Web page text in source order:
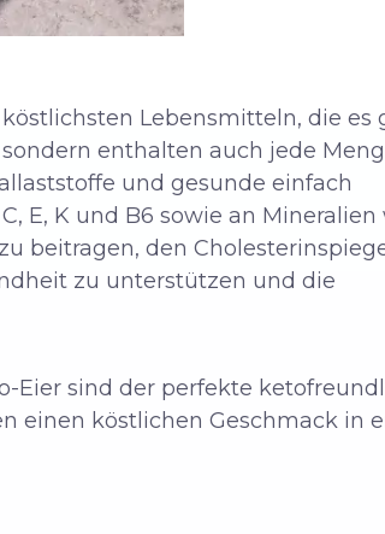
Lebensmitteln, die es
enthalten auch jede
und gesunde einfach
E, K und B6 sowie an Mineralien
beitragen, den
zu unterstützen und die
Eier sind der perfekte
einen köstlichen Geschmack in